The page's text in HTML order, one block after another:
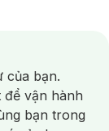
Rửa Tay/
/
Miệng/
Vùng Kín/
Râu /Dao Cạo Râu/
của bạn.
để vận hành
bạn trong